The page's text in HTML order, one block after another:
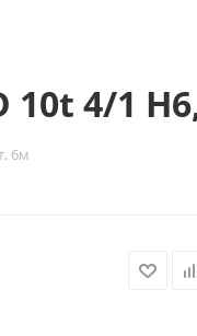
4/1
6м